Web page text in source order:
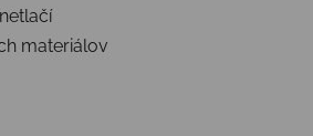
materiálov